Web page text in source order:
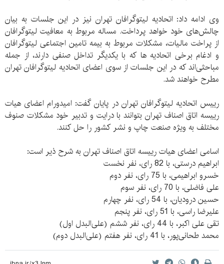
وی ادامه داد: اتحادیه لیتوگرافان تهران نیز در این جلسات به بیان
چالش‌های خود خواهد پرداخت. مساله مربوط به معافیت لیتوگرافان
از پراخت مالیات، مشکلات مربوط به بیمه تامین اجتماعی لیتوگرافان
و ادغام برخی اتحادیه ها که با یکدیگر تداخل صنفی دارند، از جمله
مباحثی‌اند که در این جلسات از سوی اعضای اتحادیه لیتوگرافان تهران
مطرح خواهند شد.
رییس اتحادیه لیتوگرافان تهران در پایان گفت: امیدورام اعضای هیات
رییسه اتاق اصناف تهران بتوانند با درایت و تدبیر خود مشکلات صنوف
مختلف به ویژه صنعت چاپ و نشر کشور را حل کنند.
اسامی اعضای هیات رییسه اتاق اصناف تهران به شرح ذیر است:
ابراهیم درستی، با 82 رای، نفر نخست
خسرو ابراهیمی، با 75 رای، نفر دوم
علی فاضلی، با 70 رای، نفر سوم
حسین درودیان، با 54 رای، نفر چهارم
علیرضا راسی، با 51 رای، نفر پنجم
تقی علی اکبر، با 44 رای، نفر ششم (علی‌البدل اول)
محمد طحانی‌پور، با 41 رای، نفر هفتم (علی‌البدل دوم)